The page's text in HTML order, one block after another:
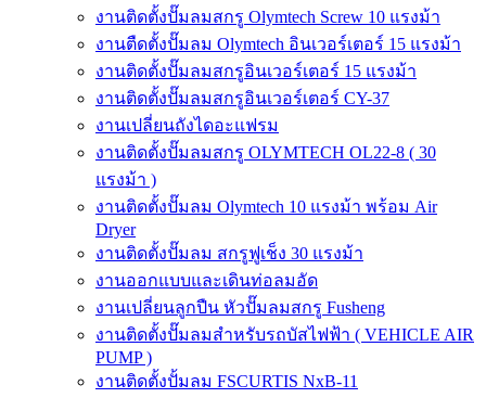
งานติดตั้งปั๊มลมสกรู Olymtech Screw 10 แรงม้า
งานตืดตั้งปั๊มลม Olymtech อินเวอร์เตอร์ 15 แรงม้า
งานติดตั้งปั๊มลมสกรูอินเวอร์เตอร์ 15 แรงม้า
งานติดตั้งปั๊มลมสกรูอินเวอร์เตอร์ CY-37
งานเปลี่ยนถังไดอะแฟรม
งานติดตั้งปั๊มลมสกรู OLYMTECH OL22-8 ( 30
แรงม้า )
งานติดตั้งปั๊มลม Olymtech 10 แรงม้า พร้อม Air
Dryer
งานติดตั้งปั๊มลม สกรูฟูเช็ง 30 แรงม้า
งานออกแบบและเดินท่อลมอัด
งานเปลี่ยนลูกปืน หัวปั๊มลมสกรู Fusheng
งานติดตั้งปั๊มลมสำหรับรถบัสไฟฟ้า ( VEHICLE AIR
PUMP )
งานติดตั้งปั้มลม FSCURTIS NxB-11